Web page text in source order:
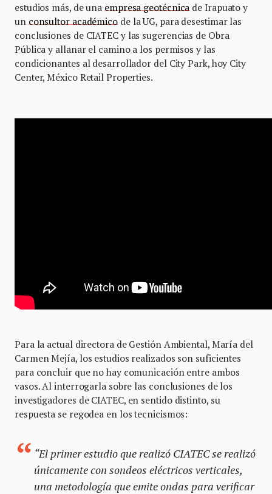
estudios más, de una empresa geotécnica de Irapuato y
un consultor académicode la UG, para desestimar las
conclusiones de CIATEC y las sugerencias de Obra
Pública y allanar el camino a los permisos y las
condicionantes al desarrollador del City Park, hoy City
Center, México Retail Properties.
Para la actual directora de Gestión Ambiental, María del
Carmen Mejía, los estudios realizados son suficientes
para concluir que no hay comunicación entre ambos
vasos. Al interrogarla sobre las conclusiones de los
investigadores de CIATEC, en sentido distinto, su
respuesta se regodea en los tecnicismos:
“El primer estudio que realizó CIATEC se realizó
únicamente con sondeos eléctricos verticales,
una metodología que emite ondas para verificar